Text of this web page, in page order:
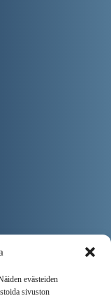
evästeiden
sivuston